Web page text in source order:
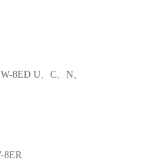
8ED U、C、N、
8ER